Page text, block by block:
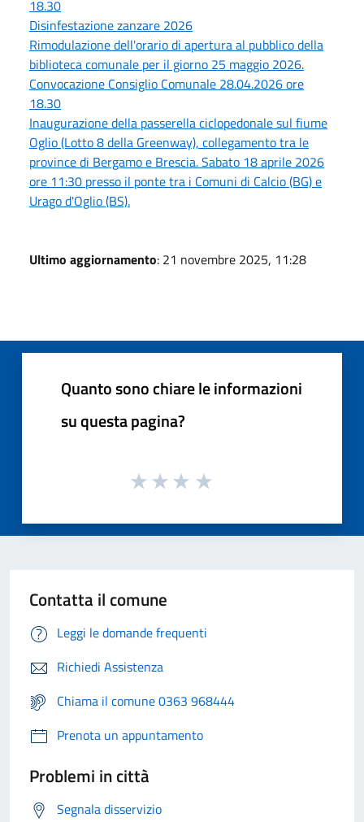
18.30
Disinfestazione zanzare 2026
Rimodulazione dell'orario di apertura al pubblico della
biblioteca comunale per il giorno 25 maggio 2026.
Convocazione Consiglio Comunale 28.04.2026 ore
18.30
Inaugurazione della passerella ciclopedonale sul fiume
Oglio (Lotto 8 della Greenway), collegamento tra le
province di Bergamo e Brescia. Sabato 18 aprile 2026
ore 11:30 presso il ponte tra i Comuni di Calcio (BG) e
Urago d'Oglio (BS).
Ultimo aggiornamento: 21 novembre 2025, 11:28
Quanto sono chiare le informazioni
su questa pagina?
Contatta il comune
Leggi le domande frequenti
Richiedi Assistenza
Chiama il comune 0363 968444
Prenota un appuntamento
Problemi in città
Segnala disservizio